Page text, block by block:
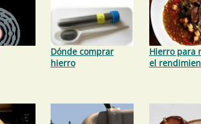
Dónde comprar
hierro
Hierro para
el